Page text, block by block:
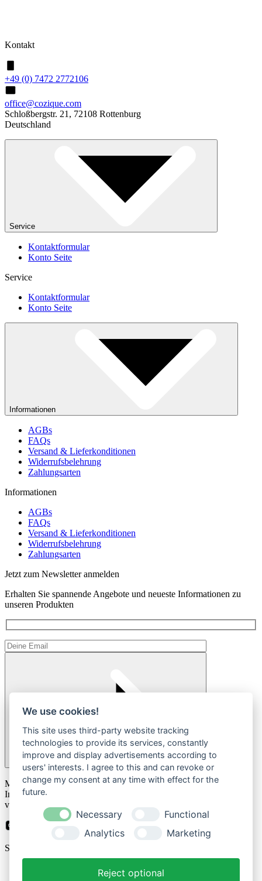
Kontakt
+49 (0) 7472 2772106
office@cozique.com
Schloßbergstr. 21, 72108 Rottenburg
Deutschland
Service
Kontaktformular
Konto Seite
Service
Kontaktformular
Konto Seite
Informationen
AGBs
FAQs
Versand & Lieferkonditionen
Widerrufsbelehrung
Zahlungsarten
Informationen
AGBs
FAQs
Versand & Lieferkonditionen
Widerrufsbelehrung
Zahlungsarten
Jetzt zum Newsletter anmelden
Erhalten Sie spannende Angebote und neueste Informationen zu
unseren Produkten
Please
leave
this
field
Mit der Anmeldung zum Newsletter stimmen Sie zu, dass wir Ihre
Informationen im Rahmen unserer
verarbeiten.
Sicher bezahlen mit
We use cookies!
This site uses third-party website tracking
technologies to provide its services, constantly
improve and display advertisements according to
users' interests. I agree to this and can revoke or
change my consent at any time with effect for the
future.
Necessary
Functional
Analytics
Marketing
Reject optional